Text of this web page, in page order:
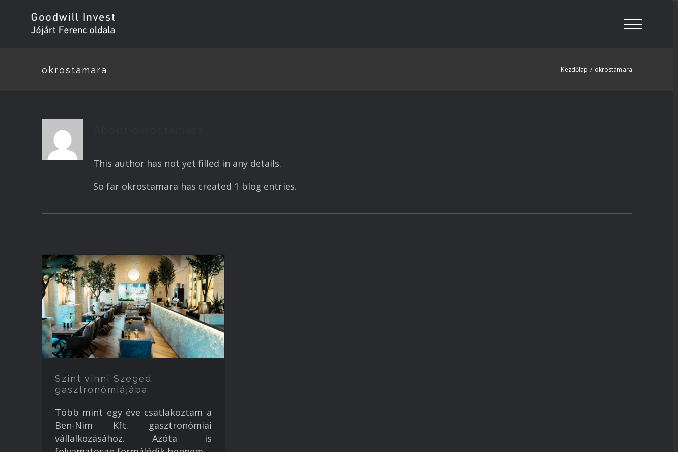
okrostamara Kezdőlap / okrostamara
This author has not yet filled in any details.
So far okrostamara has created 1 blog entries.
Színt vinni Szeged
gasztronómiájába
Több mint egy éve csatlakoztam a
Ben-Nim Kft. gasztronómiai
vállalkozásához. Azóta is